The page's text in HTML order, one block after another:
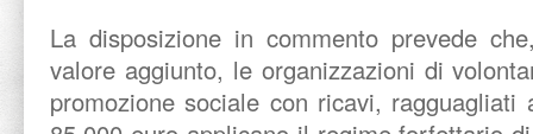
La disposizione in commento prevede
valore aggiunto, le organizzazioni di
promozione sociale con ricavi,